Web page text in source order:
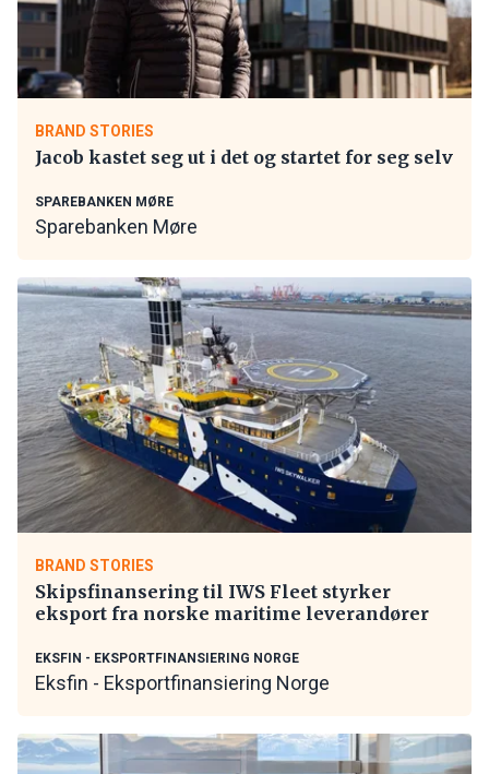
BRAND STORIES
Jacob kastet seg ut i det og startet for seg selv
SPAREBANKEN MØRE
Sparebanken Møre
BRAND STORIES
Skipsfinansering til IWS Fleet styrker
eksport fra norske maritime leverandører
EKSFIN - EKSPORTFINANSIERING NORGE
Eksfin - Eksportfinansiering Norge